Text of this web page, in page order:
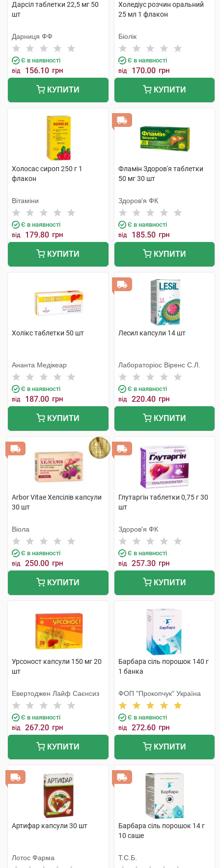
Дарсіл таблетки 22,5 мг 50
шт
Дарниця ФФ
Є в наявності
від 156.10 грн
КУПИТИ
Холедіус розчин оральний
25 мл 1 флакон
Біолік
Є в наявності
від 170.00 грн
КУПИТИ
Холосас сироп 250 г 1
флакон
Вітаміни
Є в наявності
від 179.80 грн
КУПИТИ
Фламін Здоров'я таблетки
50 мг 30 шт
Здоров'я ФК
Є в наявності
від 185.50 грн
КУПИТИ
Холікс таблетки 50 шт
Ананта Медікеар
Є в наявності
від 187.00 грн
КУПИТИ
Лесил капсули 14 шт
Лабораторіос Віренс С.Л.
Є в наявності
від 220.40 грн
КУПИТИ
Arbor Vitae Хелсілів капсули
30 шт
Віола
Є в наявності
від 250.00 грн
КУПИТИ
Глутаргін таблетки 0,75 г 30
шт
Здоров'я ФК
Є в наявності
від 257.30 грн
КУПИТИ
Урсоност капсули 150 мг 20
шт
Евертоджен Лайф Саєнсиз
Є в наявності
від 267.20 грн
КУПИТИ
Барбара сіль порошок 140 г
1 банка
ФОП "Прокопчук" Україна
Є в наявності
від 272.60 грн
КУПИТИ
Артифар капсули 30 шт
Лотос Фарма
Барбара сіль порошок 14 г
10 саше
Т.С.Б.